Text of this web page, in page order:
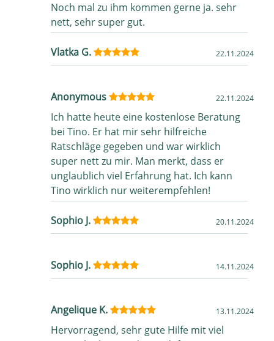
Noch mal zu ihm kommen gerne ja. sehr
nett, sehr super gut.
Vlatka G. 22.11.2024
Anonymous 22.11.2024
Ich hatte heute eine kostenlose Beratung
bei Tino. Er hat mir sehr hilfreiche
Ratschläge gegeben und war wirklich
super nett zu mir. Man merkt, dass er
unglaublich viel Erfahrung hat. Ich kann
Tino wirklich nur weiterempfehlen!
Sophio J. 20.11.2024
Sophio J. 14.11.2024
Angelique K. 13.11.2024
Hervorragend, sehr gute Hilfe mit viel